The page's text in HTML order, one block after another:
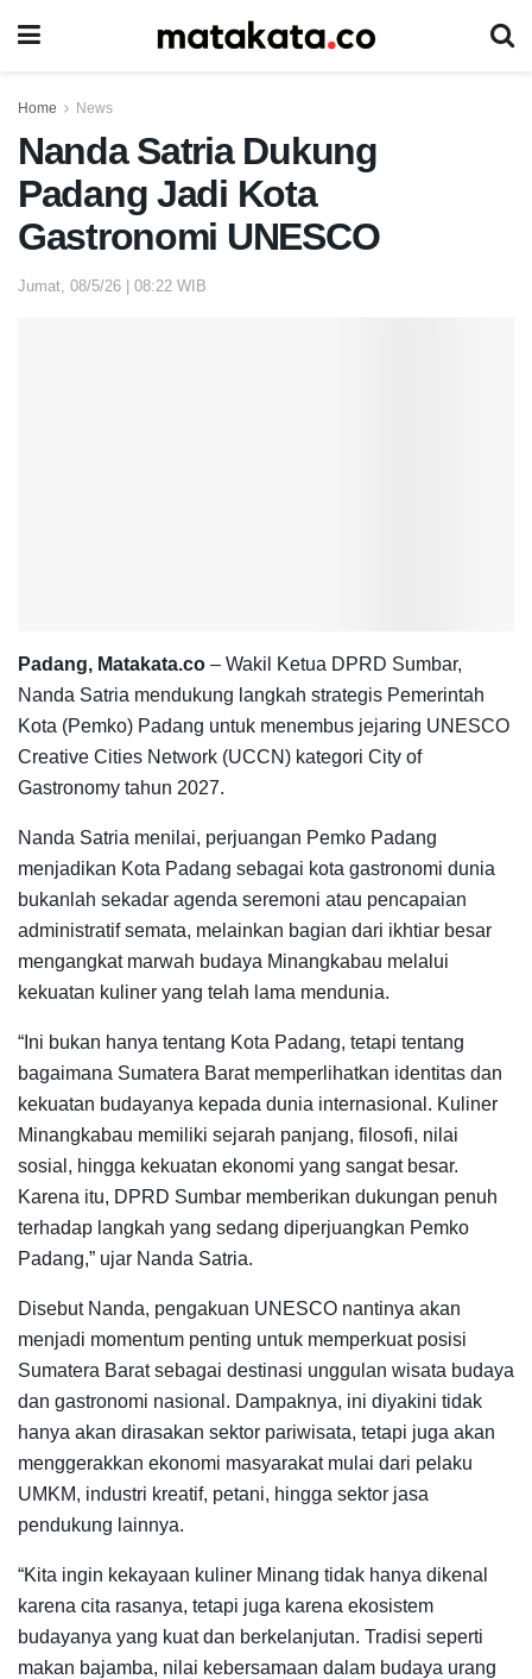
Home News
Nanda Satria Dukung
Padang Jadi Kota
Gastronomi UNESCO
Jumat, 08/5/26 | 08:22 WIB
Padang, Matakata.co – Wakil Ketua DPRD Sumbar,
Nanda Satria mendukung langkah strategis Pemerintah
Kota (Pemko) Padang untuk menembus jejaring UNESCO
Creative Cities Network (UCCN) kategori City of
Gastronomy tahun 2027.
Nanda Satria menilai, perjuangan Pemko Padang
menjadikan Kota Padang sebagai kota gastronomi dunia
bukanlah sekadar agenda seremoni atau pencapaian
administratif semata, melainkan bagian dari ikhtiar besar
mengangkat marwah budaya Minangkabau melalui
kekuatan kuliner yang telah lama mendunia.
“Ini bukan hanya tentang Kota Padang, tetapi tentang
bagaimana Sumatera Barat memperlihatkan identitas dan
kekuatan budayanya kepada dunia internasional. Kuliner
Minangkabau memiliki sejarah panjang, filosofi, nilai
sosial, hingga kekuatan ekonomi yang sangat besar.
Karena itu, DPRD Sumbar memberikan dukungan penuh
terhadap langkah yang sedang diperjuangkan Pemko
Padang,” ujar Nanda Satria.
Disebut Nanda, pengakuan UNESCO nantinya akan
menjadi momentum penting untuk memperkuat posisi
Sumatera Barat sebagai destinasi unggulan wisata budaya
dan gastronomi nasional. Dampaknya, ini diyakini tidak
hanya akan dirasakan sektor pariwisata, tetapi juga akan
menggerakkan ekonomi masyarakat mulai dari pelaku
UMKM, industri kreatif, petani, hingga sektor jasa
pendukung lainnya.
“Kita ingin kekayaan kuliner Minang tidak hanya dikenal
karena cita rasanya, tetapi juga karena ekosistem
budayanya yang kuat dan berkelanjutan. Tradisi seperti
makan bajamba, nilai kebersamaan dalam budaya urang